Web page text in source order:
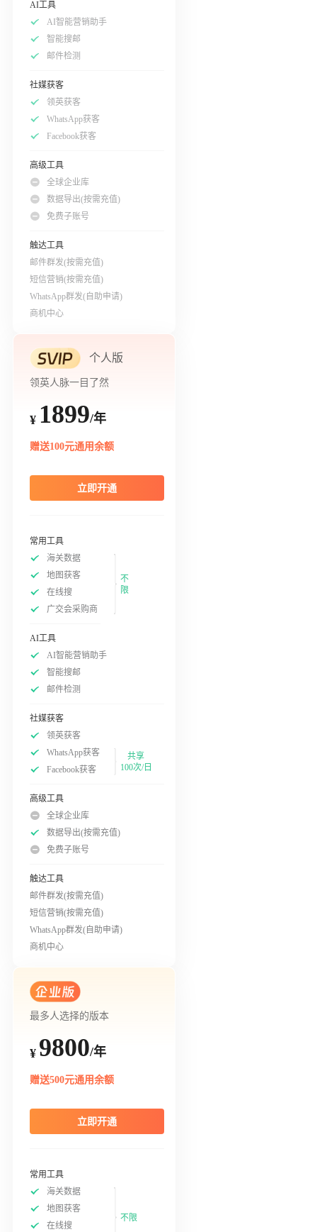
AI工具
AI智能营销助手
智能搜邮
邮件检测
社媒获客
领英获客
WhatsApp获客
Facebook获客
高级工具
全球企业库
数据导出(按需充值)
免费子账号
触达工具
邮件群发(按需充值)
短信营销(按需充值)
WhatsApp群发(自助申请)
商机中心
个人版
领英人脉一目了然
¥ 1899/年
赠送100元通用余额
立即开通
常用工具
海关数据
地图获客
在线搜
广交会采购商
不
限
AI工具
AI智能营销助手
智能搜邮
邮件检测
社媒获客
领英获客
WhatsApp获客
Facebook获客
共享
100次/日
高级工具
全球企业库
数据导出(按需充值)
免费子账号
触达工具
邮件群发(按需充值)
短信营销(按需充值)
WhatsApp群发(自助申请)
商机中心
最多人选择的版本
¥ 9800/年
赠送500元通用余额
立即开通
常用工具
海关数据
地图获客
在线搜
不限